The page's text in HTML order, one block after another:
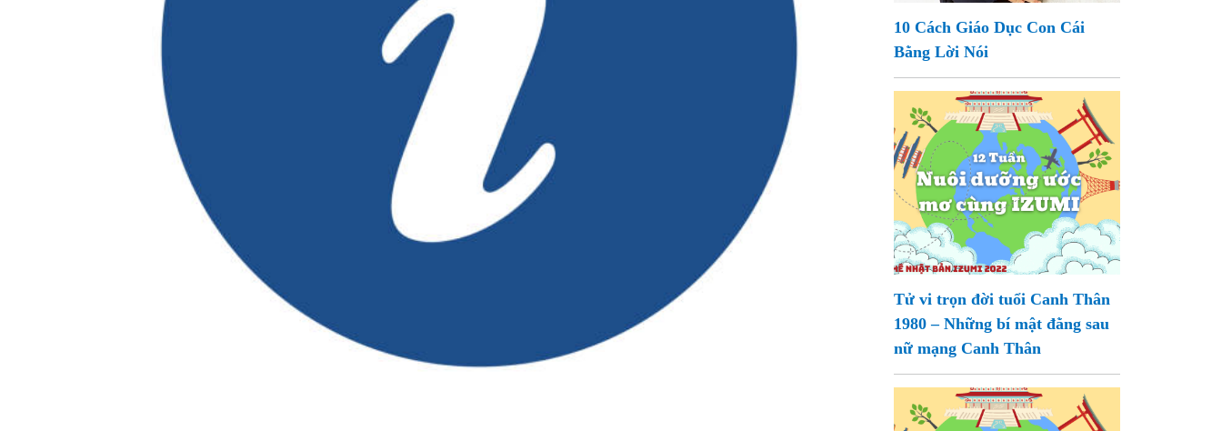
10 Cách Giáo Dục Con Cái
Bằng Lời Nói
Tử vi trọn đời tuổi Canh Thân
1980 – Những bí mật đằng sau
nữ mạng Canh Thân